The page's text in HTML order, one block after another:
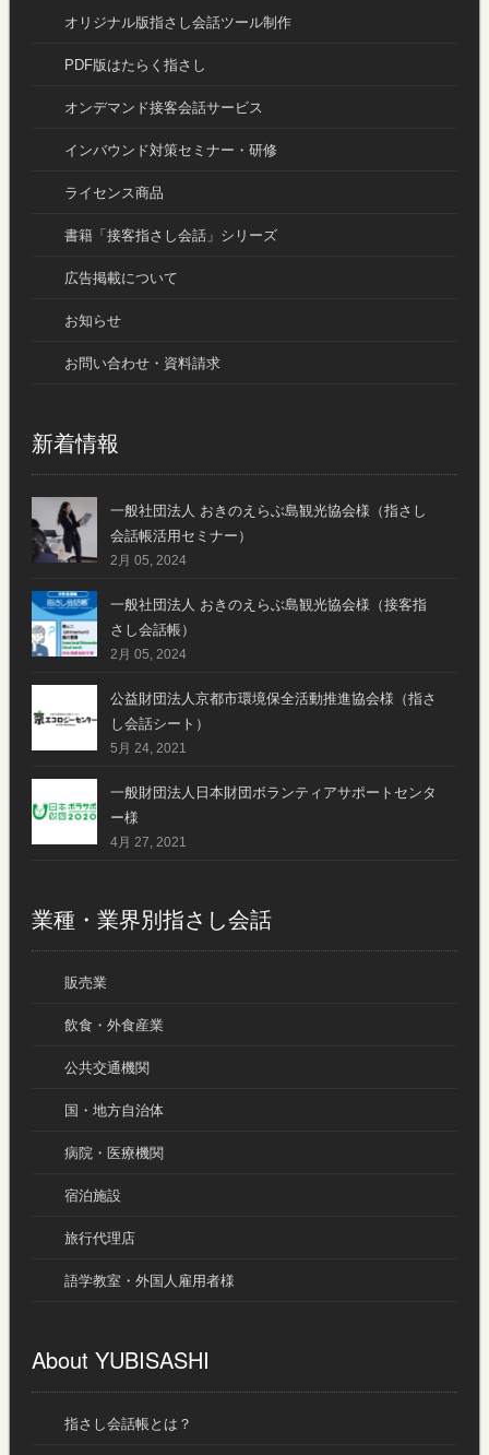
オリジナル版指さし会話ツール制作
PDF版はたらく指さし
オンデマンド接客会話サービス
インバウンド対策セミナー・研修
ライセンス商品
書籍「接客指さし会話」シリーズ
広告掲載について
お知らせ
お問い合わせ・資料請求
新着情報
一般社団法人 おきのえらぶ島観光協会様（指さし
会話帳活用セミナー）
2月 05, 2024
一般社団法人 おきのえらぶ島観光協会様（接客指
さし会話帳）
2月 05, 2024
公益財団法人京都市環境保全活動推進協会様（指さ
し会話シート）
5月 24, 2021
一般財団法人日本財団ボランティアサポートセンタ
ー様
4月 27, 2021
業種・業界別指さし会話
販売業
飲食・外食産業
公共交通機関
国・地方自治体
病院・医療機関
宿泊施設
旅行代理店
語学教室・外国人雇用者様
About YUBISASHI
指さし会話帳とは？